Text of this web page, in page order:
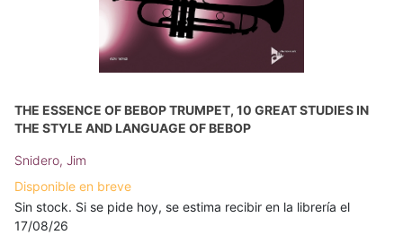
THE ESSENCE OF BEBOP TRUMPET, 10 GREAT STUDIES IN
THE STYLE AND LANGUAGE OF BEBOP
Snidero, Jim
Disponible en breve
Sin stock. Si se pide hoy, se estima recibir en la librería el
17/08/26